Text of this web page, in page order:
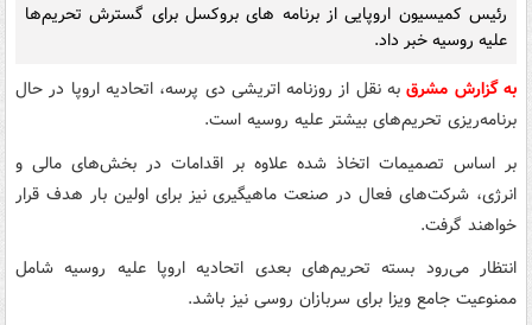
رئیس کمیسیون اروپایی از برنامه های بروکسل برای گسترش تحریم‌ها
علیه روسیه خبر داد.
به گزارش مشرقبه نقل از روزنامه اتریشی دی پرسه، اتحادیه اروپا در حال
برنامه‌ریزی تحریم‌های بیشتر علیه روسیه است.
بر اساس تصمیمات اتخاذ شده علاوه بر اقدامات در بخش‌های مالی و
انرژی، شرکت‌های فعال در صنعت ماهیگیری نیز برای اولین بار هدف قرار
خواهند گرفت.
انتظار می‌رود بسته تحریم‌های بعدی اتحادیه اروپا علیه روسیه شامل
ممنوعیت جامع ویزا برای سربازان روسی نیز باشد.